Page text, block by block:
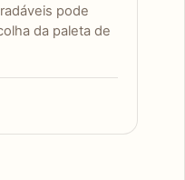
pode
da paleta de